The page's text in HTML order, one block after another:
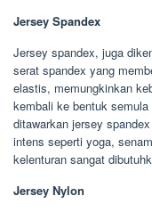
Jersey Spandex
Jersey spandex, juga
serat spandex yang
elastis, memungkinkan
kembali ke bentuk
ditawarkan jersey
intens seperti yoga,
kelenturan sangat
Jersey Nylon